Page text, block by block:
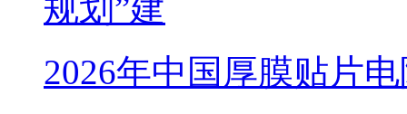
规划”建
2026年中国厚膜贴片